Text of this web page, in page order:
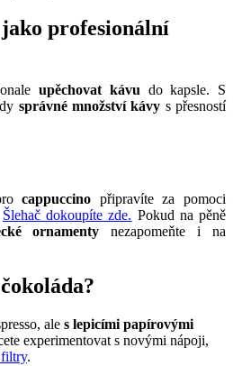
profesionální
upěchovat kávudo kapsle. S
správné množství kávy s přesností
cappuccino připravíte za pomoci
Šlehač dokoupíte zde. Pokud na pěně
ornamenty nezapomeňte i na
ale s lepicími papírovými
experimentovat s novými nápoji,
.